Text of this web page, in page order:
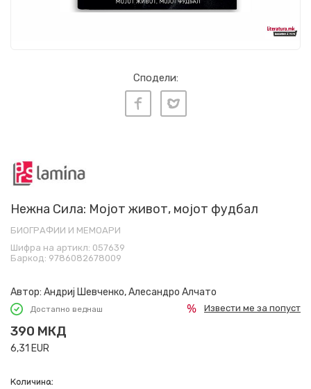
Сподели:
Нежна Сила: Мојот живот, мојот фудбал
БИОГРАФИИ И МЕМОАРИ
Шифра на артикл: 057639
Баркод: 9786082678009
Автор: Андриј Шевченко, Алесандро Алчато
Достапно веднаш
390 МКД
6,31 EUR
Извести ме за попуст
Количина: